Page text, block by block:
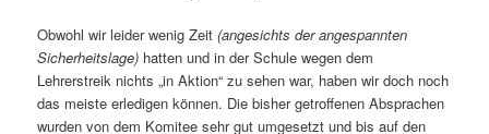
Obwohl wir leider wenig Zeit(angesichts der angespannten
Sicherheitslage) hatten und in der Schule wegen dem
Lehrerstreik nichts „in Aktion“ zu sehen war, haben wir doch noch
das meiste erledigen können. Die bisher getroffenen Absprachen
wurden von dem Komitee sehr gut umgesetzt und bis auf den